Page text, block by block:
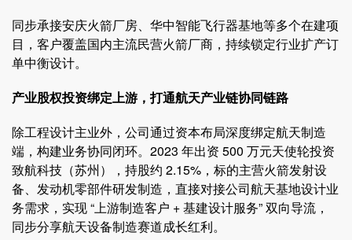
同步承接安庆火箭厂房、华中智能飞行器基地等多个在建项
目，客户覆盖国内主流民营火箭厂商，持续锁定行业扩产订
单中衡设计。
产业股权投资绑定上游，打通航天产业链协同链路
除工程设计主业外，公司通过资本布局深度绑定航天制造
端，构建业务协同闭环。2023 年出资 500 万元天使轮投资
致航科技（苏州），持股约 2.15%，标的主营火箭发射设
备、发动机零部件研发制造，直接对接公司航天基地设计业
务需求，实现 “上游制造客户 + 基建设计服务” 双向导流，
同步分享航天设备制造赛道成长红利。